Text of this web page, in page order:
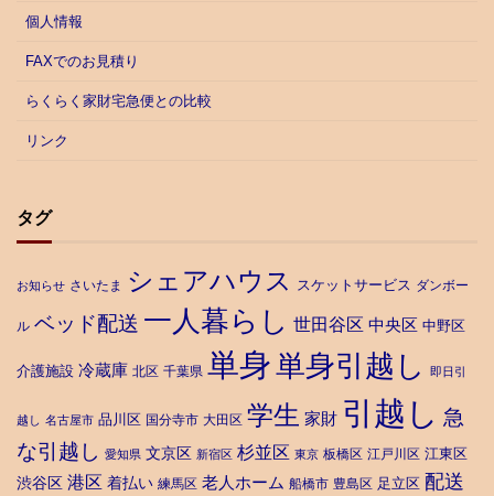
個人情報
FAXでのお見積り
らくらく家財宅急便との比較
リンク
タグ
お知らせ さいたま シェアハウス スケットサービス ダンボー
ル ベッド配送 一人暮らし 世田谷区 中央区 中野区
介護施設 冷蔵庫 北区 千葉県 単身単身引越し 即日引
越し 名古屋市 品川区 国分寺市 大田区 学生 家財 引越し 急
な引越し 愛知県 文京区 新宿区 杉並区 東京 板橋区 江戸川区 江東区
渋谷区 港区 着払い 練馬区 老人ホーム 船橋市 豊島区 足立区 配送